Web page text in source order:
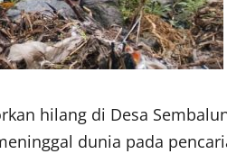
hilang di Desa
dunia pada